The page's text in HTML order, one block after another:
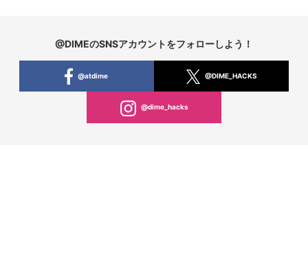
@DIMEのSNSアカウントをフォローしよう！
@atdime @DIME_HACKS
@dime_hacks